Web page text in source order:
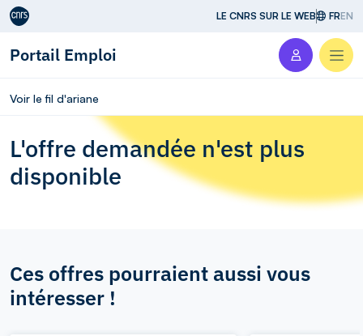
Aller au contenu LE CNRS SUR LE WEB FREN
Portail Emploi
Voir le fil d'ariane
L'offre demandée n'est plus
disponible
Ces offres pourraient aussi vous
intéresser !